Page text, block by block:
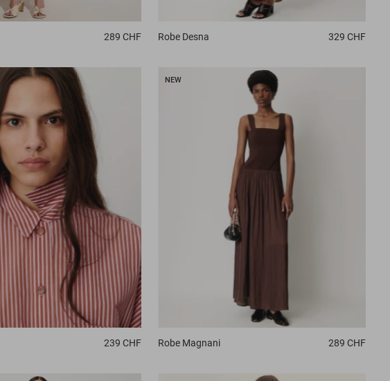
289 CHF Robe Desna 329 CHF
239 CHF
NEW
Robe Magnani 289 CHF